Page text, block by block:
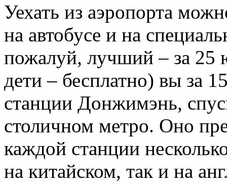
Уехать из аэропорта
на автобусе и на
пожалуй, лучший – за 25
дети – бесплатно) вы за
станции Донжимэнь,
столичном метро. Оно
каждой станции
на китайском, так и на